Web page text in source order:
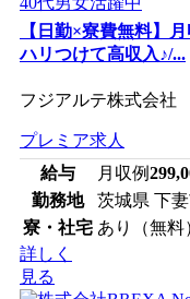
【日勤×寮費無料】
ハリつけて高収入♪/...
フジアルテ株式会社
プレミア求人
給与
月収例
勤務地
茨城県 下
寮・社宅 あり（無料
詳しく
見る